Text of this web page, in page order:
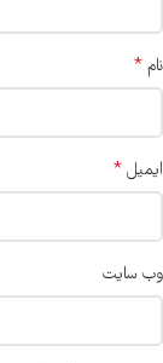
نام *
ایمیل *
وب‌ سایت